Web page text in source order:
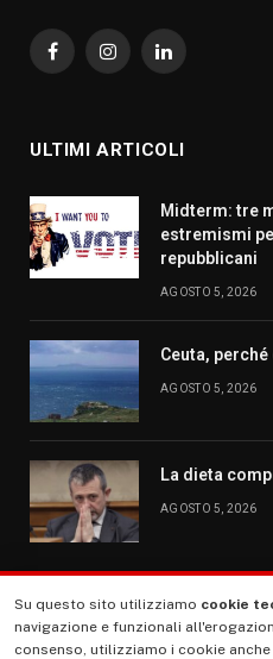
FacebookInstagramLinkedIn
ULTIMI ARTICOLI
Midterm: tre
estremismi
repubblicani
AGOSTO 5, 2026
Ceuta, perché
AGOSTO 5, 2026
La dieta
AGOSTO 5, 2026
MENU
Su questo sito utilizziamo cookie
navigazione e funzionali
consenso, utilizziamo i cookie